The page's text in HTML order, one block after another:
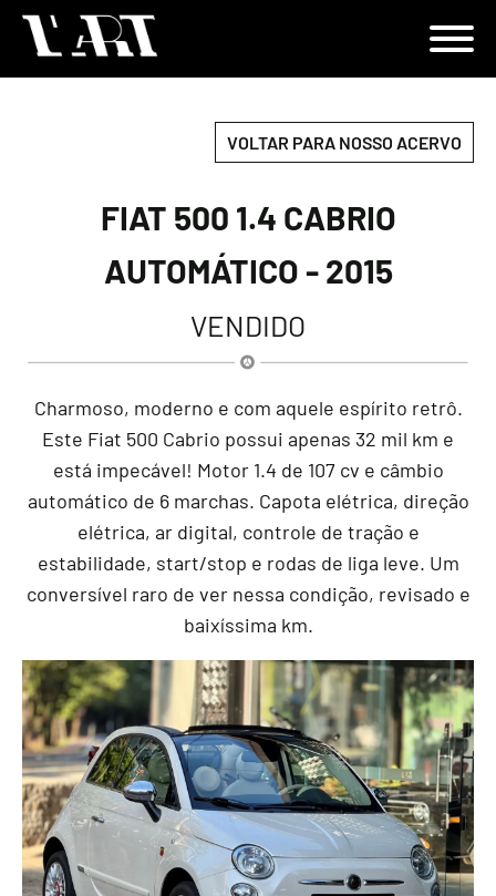
VOLTAR PARA NOSSO ACERVO
FIAT 500 1.4 CABRIO
AUTOMÁTICO - 2015
VENDIDO
Charmoso, moderno e com aquele espírito retrô.
Este Fiat 500 Cabrio possui apenas 32 mil km e
está impecável! Motor 1.4 de 107 cv e câmbio
automático de 6 marchas. Capota elétrica, direção
elétrica, ar digital, controle de tração e
estabilidade, start/stop e rodas de liga leve. Um
conversível raro de ver nessa condição, revisado e
baixíssima km.